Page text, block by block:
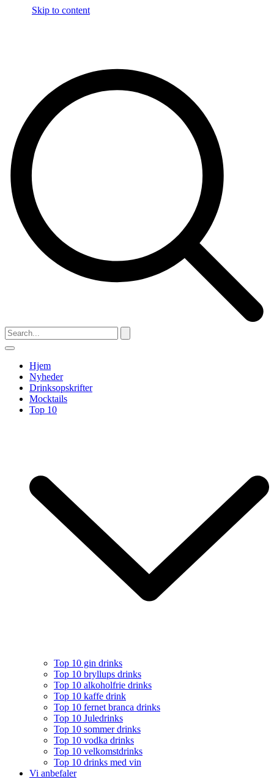
Skip to content
Hjem
Nyheder
Drinksopskrifter
Mocktails
Top 10
Top 10 gin drinks
Top 10 bryllups drinks
Top 10 alkoholfrie drinks
Top 10 kaffe drink
Top 10 fernet branca drinks
Top 10 Juledrinks
Top 10 sommer drinks
Top 10 vodka drinks
Top 10 velkomstdrinks
Top 10 drinks med vin
Vi anbefaler